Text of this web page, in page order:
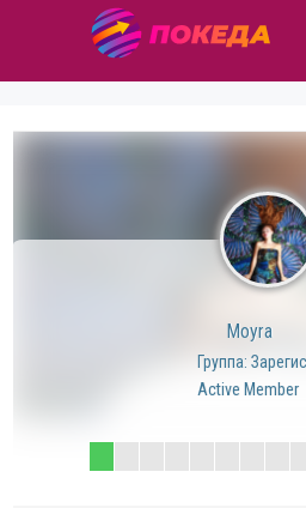
Moyra
Группа:
Active Member